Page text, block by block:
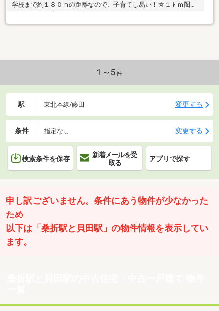
学校まで約１８０ｍの距離なので、子育てし易い！☆１ｋｍ圏内
ア・コンビニ・道の駅が揃っているので、生活利便性は◎！☆２
間３５年、金利年１．００％、ボーナス払い無し】☆いつでも内
覧可能！住所：伊達郡国見町大字山崎字堰下１３－１０※内覧の
1～5件
駅 東北本線/藤田 変更する
条件 指定なし 変更する
検索条件を保存
新着メールを受
取る
アプリで探す
申し訳ございません。条件にあう物件が少なかった
ため
以下は「桑折駅と貝田駅」の物件情報を表示してい
ます。